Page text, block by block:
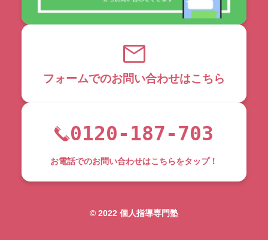
フォームでのお問い合わせはこちら
0120-187-703
お電話でのお問い合わせはこちらをタップ！
©︎ 2022 個人指導専門塾